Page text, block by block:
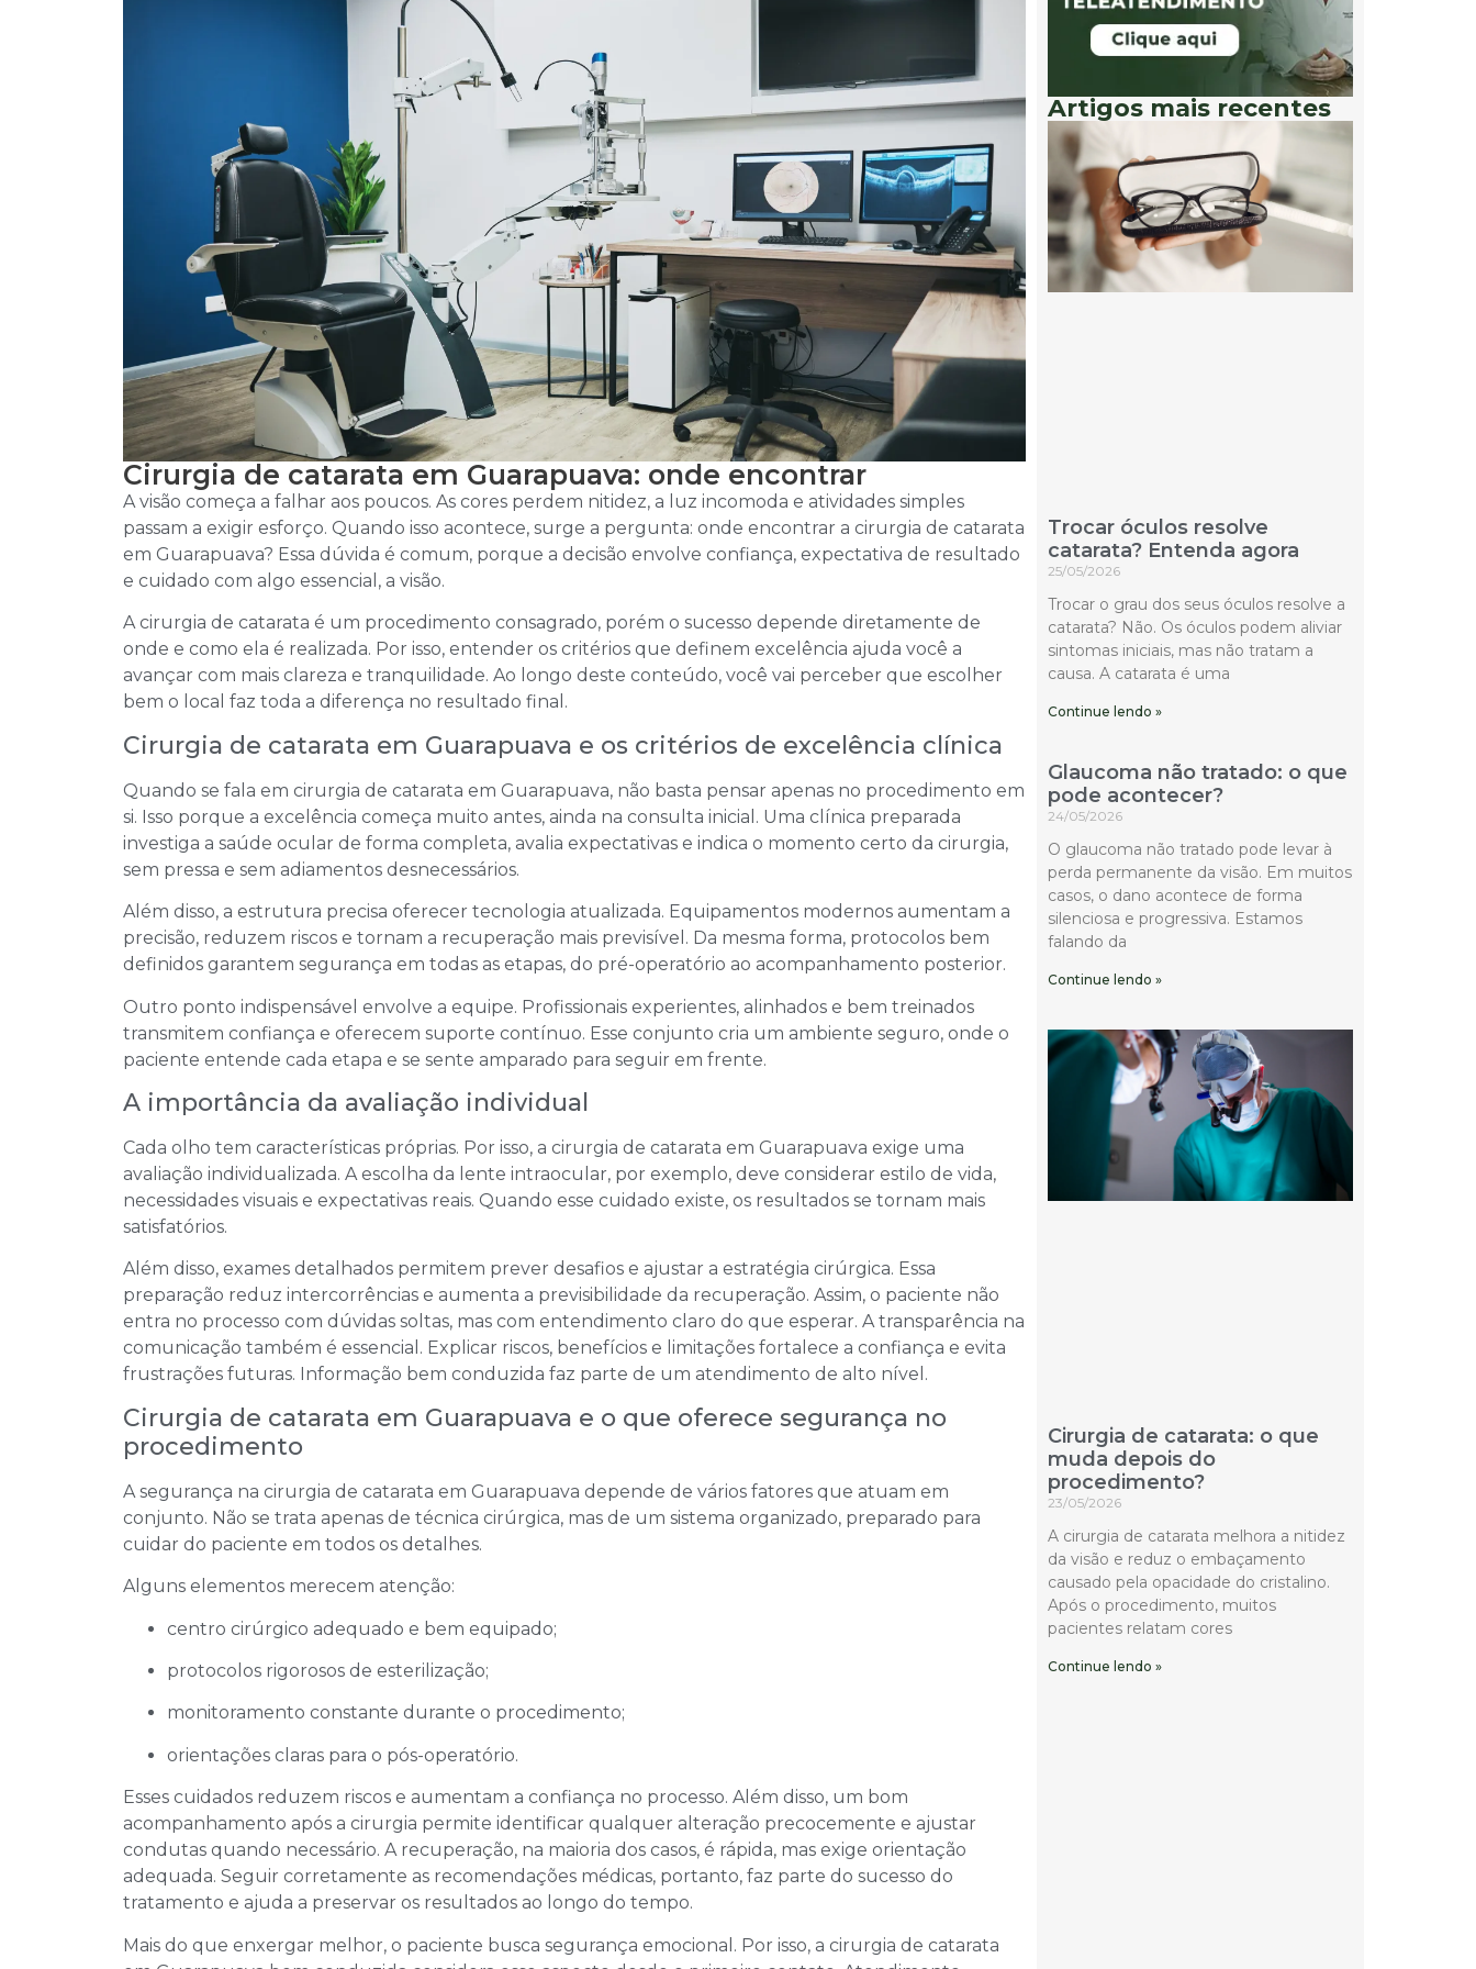
Cirurgia de catarata em Guarapuava: onde encontrar
A visão começa a falhar aos poucos. As cores perdem nitidez, a luz incomoda e atividades simples
passam a exigir esforço. Quando isso acontece, surge a pergunta: onde encontrar a cirurgia de catarata
em Guarapuava? Essa dúvida é comum, porque a decisão envolve confiança, expectativa de resultado
e cuidado com algo essencial, a visão.
A cirurgia de catarata é um procedimento consagrado, porém o sucesso depende diretamente de
onde e como ela é realizada. Por isso, entender os critérios que definem excelência ajuda você a
avançar com mais clareza e tranquilidade. Ao longo deste conteúdo, você vai perceber que escolher
bem o local faz toda a diferença no resultado final.
Cirurgia de catarata em Guarapuava e os critérios de excelência clínica
Quando se fala em cirurgia de catarata em Guarapuava, não basta pensar apenas no procedimento em
si. Isso porque a excelência começa muito antes, ainda na consulta inicial. Uma clínica preparada
investiga a saúde ocular de forma completa, avalia expectativas e indica o momento certo da cirurgia,
sem pressa e sem adiamentos desnecessários.
Além disso, a estrutura precisa oferecer tecnologia atualizada. Equipamentos modernos aumentam a
precisão, reduzem riscos e tornam a recuperação mais previsível. Da mesma forma, protocolos bem
definidos garantem segurança em todas as etapas, do pré-operatório ao acompanhamento posterior.
Outro ponto indispensável envolve a equipe. Profissionais experientes, alinhados e bem treinados
transmitem confiança e oferecem suporte contínuo. Esse conjunto cria um ambiente seguro, onde o
paciente entende cada etapa e se sente amparado para seguir em frente.
A importância da avaliação individual
Cada olho tem características próprias. Por isso, a cirurgia de catarata em Guarapuava exige uma
avaliação individualizada. A escolha da lente intraocular, por exemplo, deve considerar estilo de vida,
necessidades visuais e expectativas reais. Quando esse cuidado existe, os resultados se tornam mais
satisfatórios.
Além disso, exames detalhados permitem prever desafios e ajustar a estratégia cirúrgica. Essa
preparação reduz intercorrências e aumenta a previsibilidade da recuperação. Assim, o paciente não
entra no processo com dúvidas soltas, mas com entendimento claro do que esperar. A transparência na
comunicação também é essencial. Explicar riscos, benefícios e limitações fortalece a confiança e evita
frustrações futuras. Informação bem conduzida faz parte de um atendimento de alto nível.
Cirurgia de catarata em Guarapuava e o que oferece segurança no
procedimento
A segurança na cirurgia de catarata em Guarapuava depende de vários fatores que atuam em
conjunto. Não se trata apenas de técnica cirúrgica, mas de um sistema organizado, preparado para
cuidar do paciente em todos os detalhes.
Alguns elementos merecem atenção:
centro cirúrgico adequado e bem equipado;
protocolos rigorosos de esterilização;
monitoramento constante durante o procedimento;
orientações claras para o pós-operatório.
Esses cuidados reduzem riscos e aumentam a confiança no processo. Além disso, um bom
acompanhamento após a cirurgia permite identificar qualquer alteração precocemente e ajustar
condutas quando necessário. A recuperação, na maioria dos casos, é rápida, mas exige orientação
adequada. Seguir corretamente as recomendações médicas, portanto, faz parte do sucesso do
tratamento e ajuda a preservar os resultados ao longo do tempo.
Mais do que enxergar melhor, o paciente busca segurança emocional. Por isso, a cirurgia de catarata
Artigos mais recentes
Trocar óculos resolve
catarata? Entenda agora
25/05/2026
Trocar o grau dos seus óculos resolve a
catarata? Não. Os óculos podem aliviar
sintomas iniciais, mas não tratam a
causa. A catarata é uma
Continue lendo »
Glaucoma não tratado: o que
pode acontecer?
24/05/2026
O glaucoma não tratado pode levar à
perda permanente da visão. Em muitos
casos, o dano acontece de forma
silenciosa e progressiva. Estamos
falando da
Continue lendo »
Cirurgia de catarata: o que
muda depois do
procedimento?
23/05/2026
A cirurgia de catarata melhora a nitidez
da visão e reduz o embaçamento
causado pela opacidade do cristalino.
Após o procedimento, muitos
pacientes relatam cores
Continue lendo »